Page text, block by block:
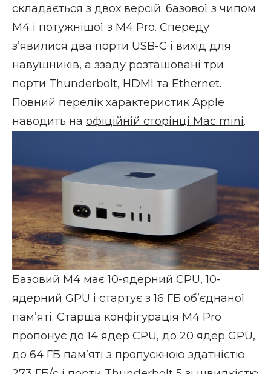
складається з двох версій: базової з чипом
M4 і потужнішої з M4 Pro. Спереду
зʼявилися два порти USB-C і вихід для
навушників, а ззаду розташовані три
порти Thunderbolt, HDMI та Ethernet.
Повний перелік характеристик Apple
наводить на офіційній сторінці Mac mini.
Базовий M4 має 10-ядерний CPU, 10-
ядерний GPU і стартує з 16 ГБ обʼєднаної
памʼяті. Старша конфігурація M4 Pro
пропонує до 14 ядер CPU, до 20 ядер GPU,
до 64 ГБ памʼяті з пропускною здатністю